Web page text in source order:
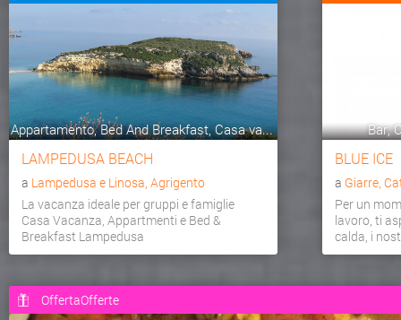
Appartamento, Bed And Breakfast, Casa va...
LAMPEDUSA BEACH
a Lampedusa e Linosa, Agrigento
La vacanza ideale per gruppi e famiglie
Casa Vacanza, Appartmenti e Bed &
Breakfast Lampedusa
Bar,
BLUE ICE
a Giarre,
Per un
lavoro, ti
calda, i
OffertaOfferte